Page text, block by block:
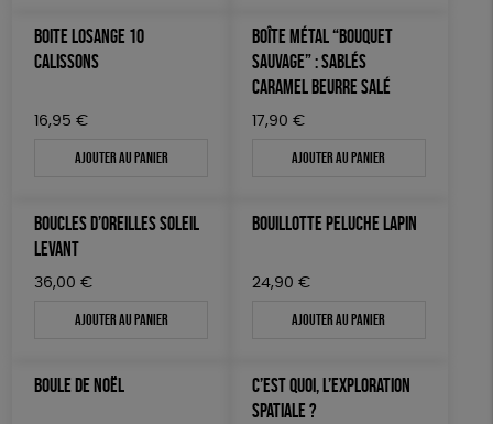
TOUT
BOITE LOSANGE 10
CALISSONS
16,95 €
Ajouter au panier
BOÎTE MÉTAL “BOUQUET
SAUVAGE” : SABLÉS
CARAMEL BEURRE SALÉ
17,90 €
Ajouter au panier
BOUCLES D’OREILLES SOLEIL
LEVANT
36,00 €
Ajouter au panier
BOUILLOTTE PELUCHE LAPIN
24,90 €
Ajouter au panier
BOULE DE NOËL
C’EST QUOI, L’EXPLORATION
SPATIALE ?